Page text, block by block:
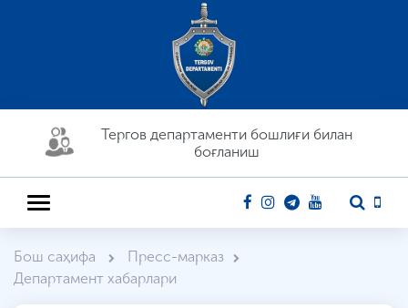
Тергов департaменти бошлиғи билан
боғланиш
Бош саҳифа
Пресс-марказ
Департамент хабарлари